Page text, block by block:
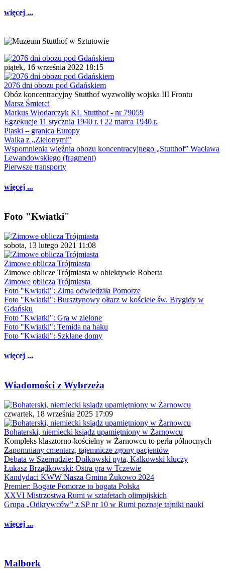
więcej ...
piątek, 16 września 2022 18:15
2076 dni obozu pod Gdańskiem
Obóz koncentracyjny Stutthof wyzwoliły wojska III Frontu
Marsz Śmierci
Markus Włodarczyk KL Stutthof - nr 79059
Egzekucje 11 stycznia 1940 r. i 22 marca 1940 r.
Piaski – granica Europy
Walka z „Zielonymi”
Wspomnienia więźnia obozu koncentracyjnego „Stutthof” Wacława
Lewandowskiego (fragment)
Pierwsze transporty
więcej ...
Foto "Kwiatki"
sobota, 13 lutego 2021 11:08
Zimowe oblicza Trójmiasta
Zimowe oblicze Trójmiasta w obiektywie Roberta
Zimowe oblicza Trójmiasta
Foto "Kwiatki": Zima odwiedziła Pomorze
Foto "Kwiatki": Bursztynowy ołtarz w kościele św. Brygidy w
Gdańsku
Foto "Kwiatki": Gra w zielone
Foto "Kwiatki": Temida na haku
Foto "Kwiatki": Szklane domy
więcej ...
Wiadomości z Wybrzeża
czwartek, 18 września 2025 17:09
Bohaterski, niemiecki ksiądz upamiętniony w Żarnowcu
Kompleks klasztorno-kościelny w Żarnowcu to perła północnych
Zapomniany cmentarz, tajemnicze zgony pacjentów
Debata w Szemudzie: Dołkowski pyta, Kalkowski kluczy
Łukasz Brządkowski: Ostra gra w Tczewie
Kandydaci KWW Nasza Gmina Żukowo 2024
Premier: Bogate Pomorze to bogata Polska
XXVI Mistrzostwa Rumi w sztafetach olimpijskich
Grupa „Odkrywców” z SP nr 10 w Rumi poznaje tajniki nauki
więcej ...
Malbork